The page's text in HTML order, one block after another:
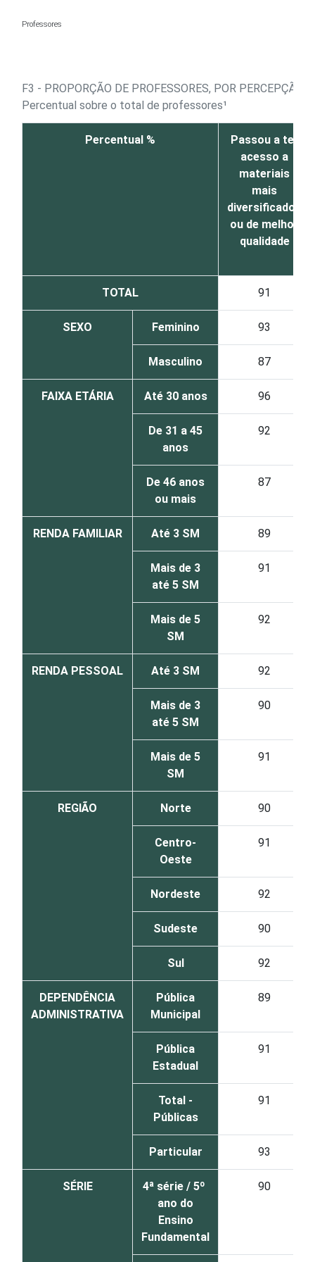
Professores
F3 - PROPORÇÃO DE PROFESSORES, POR
Percentual sobre o total de professores¹
Percentual %
Passou a ter
acesso a
materiais
mais
diversificados
ou de melhor
qualidade
TOTAL 91
SEXO Feminino 93
Masculino 87
FAIXA ETÁRIA Até 30 anos 96
De 31 a 45
anos
92
De 46 anos
ou mais
87
RENDA FAMILIAR Até 3 SM 89
Mais de 3
até 5 SM
91
Mais de 5
SM
92
RENDA PESSOAL Até 3 SM 92
Mais de 3
até 5 SM
90
Mais de 5
SM
91
REGIÃO Norte 90
Centro-
Oeste
91
Nordeste 92
Sudeste 90
Sul 92
DEPENDÊNCIA
ADMINISTRATIVA
Pública
Municipal
89
Pública
Estadual
91
Total -
Públicas
91
Particular 93
SÉRIE
4ª série / 5º
ano do
Ensino
Fundamental
90